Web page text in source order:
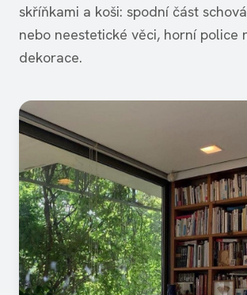
skříňkami a koši: spodní část
nebo neestetické věci, horní police
dekorace.